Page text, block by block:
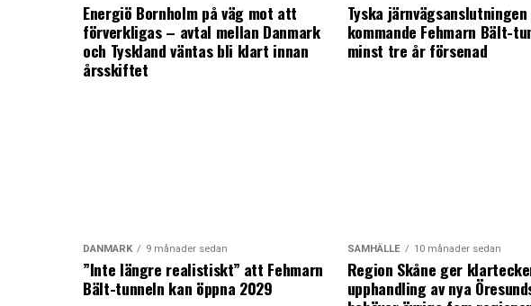
Energiö Bornholm på väg mot att
förverkligas – avtal mellan Danmark
och Tyskland väntas bli klart innan
årsskiftet
Tyska
kommande Fehmarn Bält-
minst tre år försenad
DANMARK 9 månader sedan
”Inte längre realistiskt” att Fehmarn
Bält-tunneln kan öppna 2029
SAMHÄLLE 10 månader sedan
Region Skåne ger
upphandling av nya